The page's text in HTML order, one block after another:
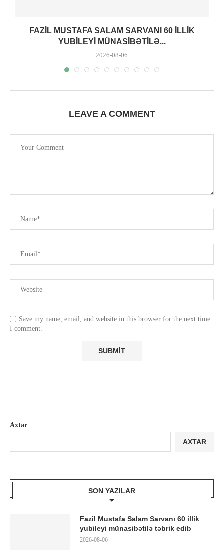
FAZIL MUSTAFA SALAM SARVANI 60 ILLIK
YUBILEYI MÜNASIBƏTILƏ...
2026-08-06
LEAVE A COMMENT
Save my name, email, and website in this browser for the next time
I comment.
Axtar
AXTAR
SON YAZILAR
Fazil Mustafa Salam Sarvanı 60 illik
yubileyi münasibətilə təbrik edib
2026-08-06